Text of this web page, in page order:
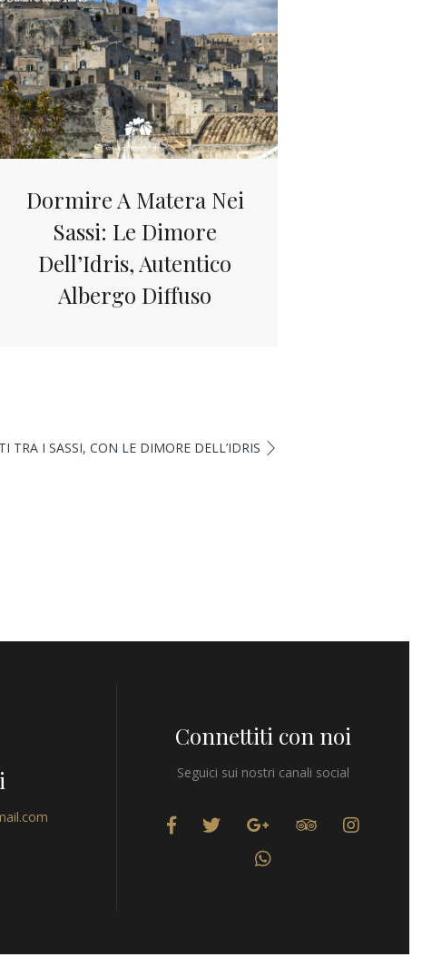
Dormire A Matera Nei
Sassi: Le Dimore
Dell’Idris, Autentico
Albergo Diffuso
TRA I SASSI, CON LE DIMORE DELL’IDRIS
Connettiti con noi
Seguici sui nostri canali social